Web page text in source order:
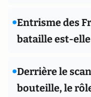
•Entrisme des
bataille est-elle
•Derrière le
bouteille, le